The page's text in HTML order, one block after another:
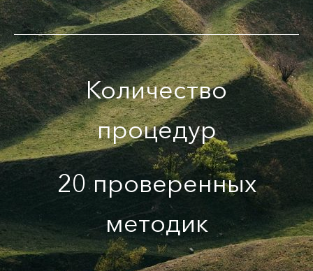
Количество
процедур
20 проверенных
методик